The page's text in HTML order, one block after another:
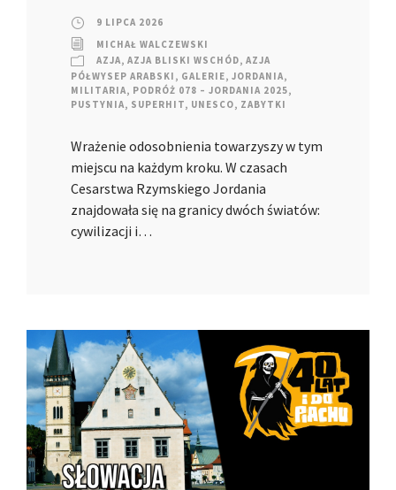
9 LIPCA 2026
MICHAŁ WALCZEWSKI
AZJA, AZJA BLISKI WSCHÓD, AZJA
PÓŁWYSEP ARABSKI , GALERIE, JORDANIA,
MILITARIA, PODRÓŻ 078 – JORDANIA 2025,
PUSTYNIA, SUPERHIT, UNESCO, ZABYTKI
Wrażenie odosobnienia towarzyszy w tym
miejscu na każdym kroku. W czasach
Cesarstwa Rzymskiego Jordania
znajdowała się na granicy dwóch światów:
cywilizacji i…